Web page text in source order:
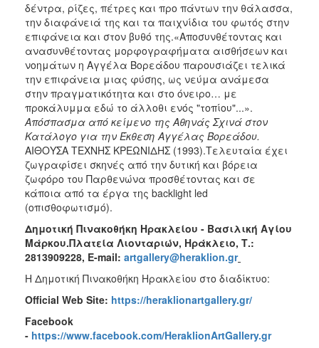
ΑΝΘΕΚΤΙΚΗ
ΠΟΛΗδέντρα, ρίζες, πέτρες και προ πάντων την θάλασσα,
την διαφάνειά της και τα παιχνίδια του φωτός στην
επιφάνεια και στον βυθό της.«Αποσυνθέτοντας και
ανασυνθέτοντας μορφογραφήματα αισθήσεων και
νοημάτων η Αγγέλα Βορεάδου παρουσιάζει τελικά
την επιφάνεια μιας φύσης, ως νεύμα ανάμεσα
στην πραγματικότητα και στο όνειρο… με
προκάλυμμα εδώ το άλλοθι ενός "τοπίου"...».
Απόσπασμα από κείμενο της Αθηνάς Σχινά στον
Κατάλογο για την Έκθεση Αγγέλας Βορεάδου.
ΑΙΘΟΥΣΑ ΤΕΧΝΗΣ ΚΡΕΩΝΙΔΗΣ (1993).Τελευταία έχει
ζωγραφίσει σκηνές από την δυτική και βόρεια
ζωφόρο του Παρθενώνα προσθέτοντας και σε
κάποια από τα έργα της backlight led
(οπισθοφωτισμό).
Δημοτική Πινακοθήκη Ηρακλείου - Βασιλική Αγίου
Μάρκου.Πλατεία Λιονταριών, Ηράκλειο, Τ.:
2813909228, E-mail: artgallery@heraklion.gr
Η Δημοτική Πινακοθήκη Ηρακλείου στο διαδίκτυο:
Official Web Site: https://heraklionartgallery.gr/
Facebook
- https://www.facebook.com/HeraklionArtGallery.gr